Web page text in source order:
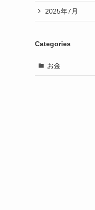
2025年7月
Categories
お金